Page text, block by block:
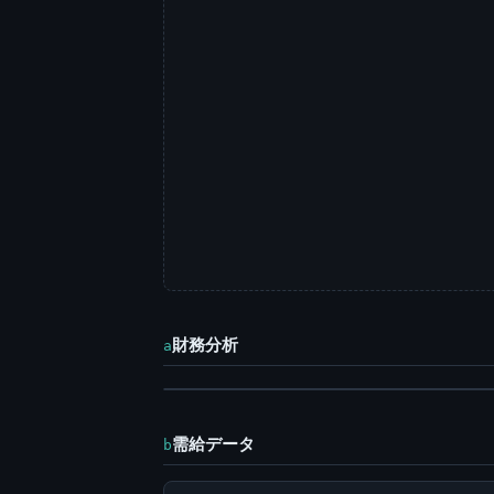
a財務分析
b需給データ